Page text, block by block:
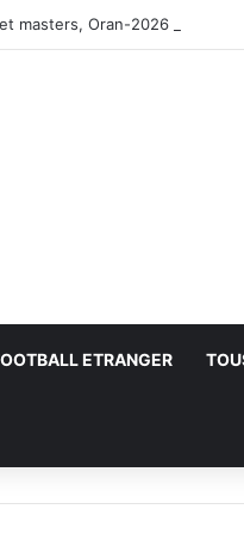
masters, Oran-2026 — Le CRB
ETRANGER